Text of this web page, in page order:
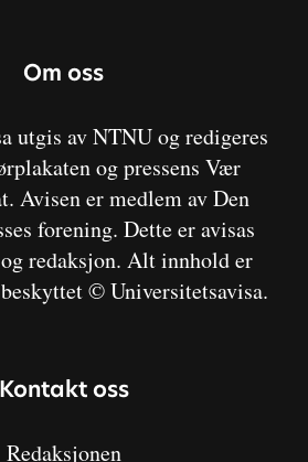
Om oss
utgis av NTNU og redigeres
og pressens Vær
Avisen er medlem av Den
forening. Dette er avisas
redaksjon. Alt innhold er
© Universitetsavisa.
Kontakt oss
Redaksjonen